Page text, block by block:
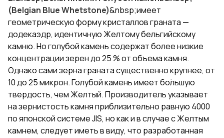
(Belgian Blue Whetstone)&nbsp;имеет
геометрическую форму кристаллов граната —
додекаэдр, идентичную Желтому бельгийскому
камню. Но голубой камень содержат более низкие
концентрации зерен до 25 % от объема камня.
Однако сами зерна граната существенно крупнее, от
10 до 25 микрон. Голубой камень имеет боؘльшую
твердость, чем Желтый. Производитель указывает
на зернистость камня приблизительно равную 4000
по японской системе JIS, но как и в случае с Желтым
камнем, следует иметь в виду, что разработанная